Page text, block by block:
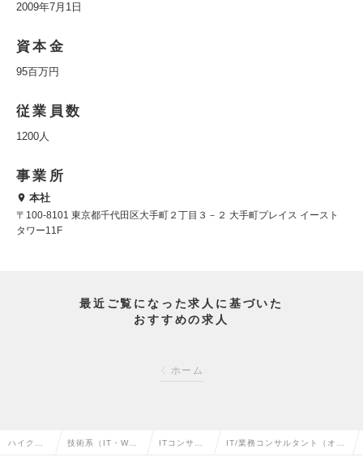
2009年7月1日
資本金
95百万円
従業員数
1200人
事業所
本社
〒100-8101 東京都千代田区大手町２丁目３－２ 大手町プレイス イースト
タワー11F
最近ご覧になった求人に基づいた
おすすめの求人
ホーム
ハイクラ 技術系（IT・We ITコンサル IT/業務コンサルタント（オー